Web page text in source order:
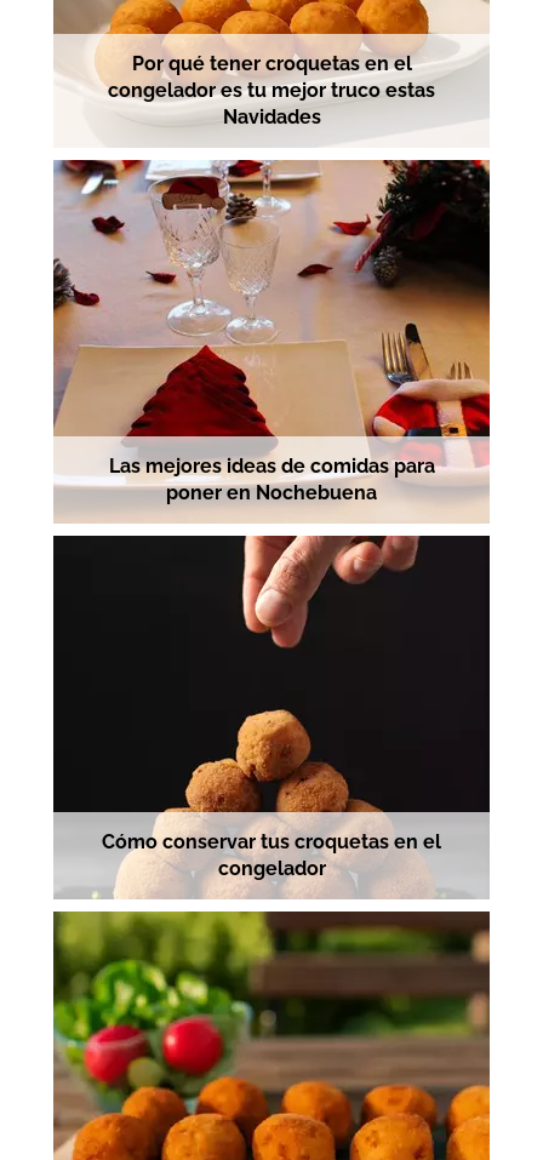
Por qué tener croquetas en el
congelador es tu mejor truco estas
Navidades
Las mejores ideas de comidas para
poner en Nochebuena
Cómo conservar tus croquetas en el
congelador